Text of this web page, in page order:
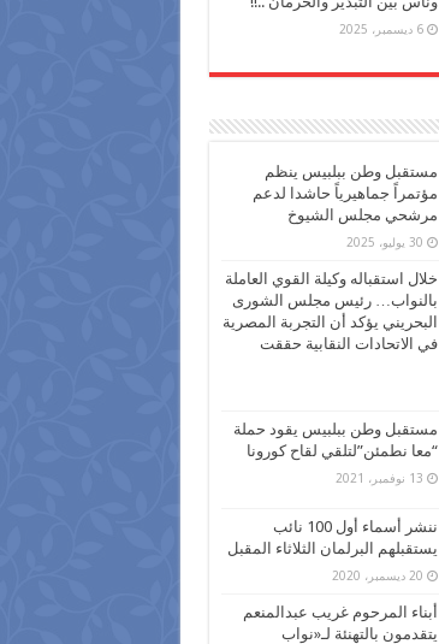
6 ديسمبر، 2025
مستقبل وطن ببلبيس ينظم
مؤتمراً جماهيرياً حاشدا لدعم
مرشحي مجلس الشيوخ
30 يوليو، 2025
خلال استقباله وكيلة القوي العاملة
بالنواب… رئيس مجلس الشورى
البحريني يؤكد أن التجربة المصرية
في الاتحادات النقابية حققت
مستقبل وطن ببلبيس يقود حملة
“معا نطمئن”لتلقي لقاح كورونا
13 نوفمبر، 2021
ننشر أسماء أول 100 نائب
يستقبلهم البرلمان الثلاثاء المقبل
20 ديسمبر، 2020
أبناء المرحوم غريب عبدالمنعم
يتقدمون بالتهنئة لـ«نواب